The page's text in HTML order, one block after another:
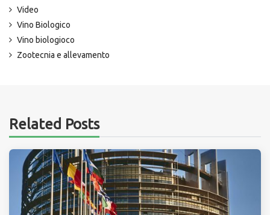
Video
Vino Biologico
Vino biologioco
Zootecnia e allevamento
Related Posts